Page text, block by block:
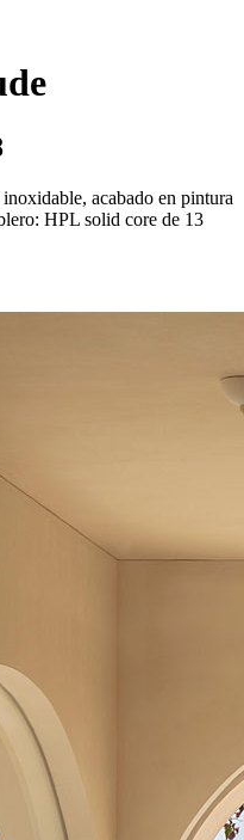
acabado en pintura
HPL solid core de 13